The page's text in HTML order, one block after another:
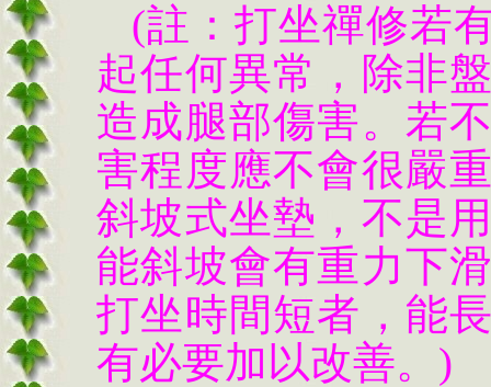
(註：打坐禪修若
起任何異常，除非
造成腿部傷害。若
害程度應不會很嚴
斜坡式坐墊，不是
能斜坡會有重力下
打坐時間短者，能
有必要加以改善。)